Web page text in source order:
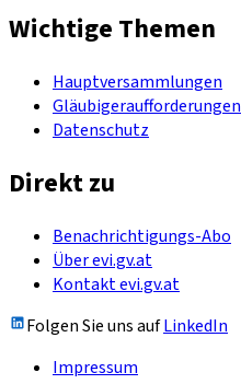
Wichtige Themen
Hauptversammlungen
Gläubigeraufforderungen
Datenschutz
Direkt zu
Benachrichtigungs-Abo
Über evi.gv.at
Kontakt evi.gv.at
Folgen Sie uns aufLinkedIn
Impressum